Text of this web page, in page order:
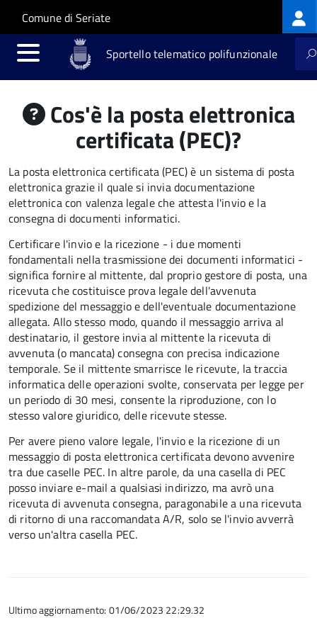
Salta al contenuto principale
Skip to site navigation
Comune di Seriate
Sportello telematico polifunzionale
Cos'è la posta elettronica
certificata (PEC)?
La posta elettronica certificata (PEC) è un sistema di posta
elettronica grazie il quale si invia documentazione
elettronica con valenza legale che attesta l'invio e la
consegna di documenti informatici.
Certificare l'invio e la ricezione - i due momenti
fondamentali nella trasmissione dei documenti informatici -
significa fornire al mittente, dal proprio gestore di posta, una
ricevuta che costituisce prova legale dell'avvenuta
spedizione del messaggio e dell'eventuale documentazione
allegata. Allo stesso modo, quando il messaggio arriva al
destinatario, il gestore invia al mittente la ricevuta di
avvenuta (o mancata) consegna con precisa indicazione
temporale. Se il mittente smarrisce le ricevute, la traccia
informatica delle operazioni svolte, conservata per legge per
un periodo di 30 mesi, consente la riproduzione, con lo
stesso valore giuridico, delle ricevute stesse.
Per avere pieno valore legale, l'invio e la ricezione di un
messaggio di posta elettronica certificata devono avvenire
tra due caselle PEC. In altre parole, da una casella di PEC
posso inviare e-mail a qualsiasi indirizzo, ma avrò una
ricevuta di avvenuta consegna, paragonabile a una ricevuta
di ritorno di una raccomandata A/R, solo se l'invio avverrà
verso un'altra casella PEC.
Ultimo aggiornamento: 01/06/2023 22:29.32